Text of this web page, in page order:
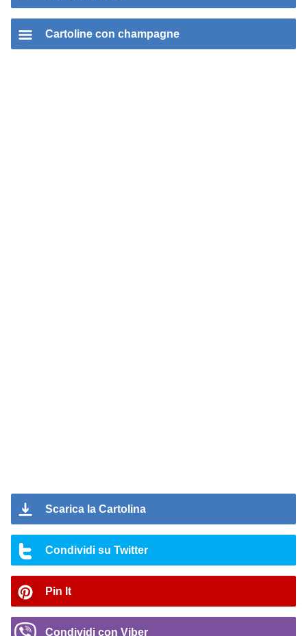
Cartoline con champagne
Scarica la Cartolina
Condividi su Twitter
Pin It
Condividi con Viber